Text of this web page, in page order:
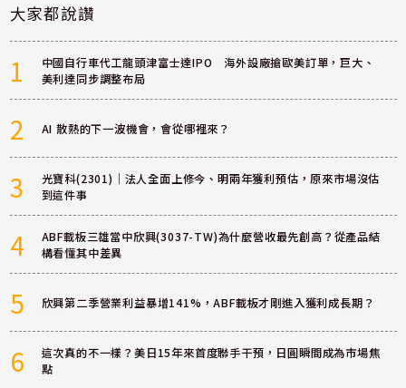
大家都說讚
1
中國自行車代工龍頭津富士達IPO 海外設廠搶歐美訂單，巨大、
美利達同步調整布局
2 AI 散熱的下一波機會，會從哪裡來？
3
光寶科(2301)｜法人全面上修今、明兩年獲利預估，原來市場沒估
到這件事
4
ABF載板三雄當中欣興(3037-TW)為什麼營收最先創高？從產品結
構看懂其中差異
5 欣興第二季營業利益暴增141%，ABF載板才剛進入獲利成長期？
6
這次真的不一樣？美日15年來首度聯手干預，日圓瞬間成為市場焦
點